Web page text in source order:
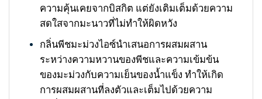
ความคุ้นเคยจากบิสกิต แต่ยังเติมเต็มด้วยความ
สดใสจากมะนาวที่ไม่ทำให้ผิดหวัง
กลิ่นพีชมะม่วงไอซ์นำเสนอการผสมผสาน
ระหว่างความหวานของพีชและความเข้มข้น
ของมะม่วงกับความเย็นของน้ำแข็ง ทำให้เกิด
การผสมผสานที่ลงตัวและเต็มไปด้วยความ